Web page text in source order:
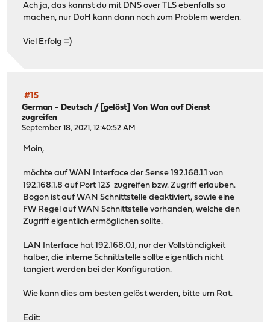
Ach ja, das kannst du mit DNS over TLS ebenfalls so
machen, nur DoH kann dann noch zum Problem werden.
Viel Erfolg =)
#15
German - Deutsch / [gelöst] Von Wan auf Dienst
zugreifen
September 18, 2021, 12:40:52 AM
Moin,
möchte auf WAN Interface der Sense 192.168.1.1 von
192.168.1.8 auf Port 123 zugreifen bzw. Zugriff erlauben.
Bogon ist auf WAN Schnittstelle deaktiviert, sowie eine
FW Regel auf WAN Schnittstelle vorhanden, welche den
Zugriff eigentlich ermöglichen sollte.
LAN Interface hat 192.168.0.1, nur der Vollständigkeit
halber, die interne Schnittstelle sollte eigentlich nicht
tangiert werden bei der Konfiguration.
Wie kann dies am besten gelöst werden, bitte um Rat.
Edit: